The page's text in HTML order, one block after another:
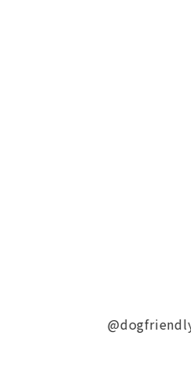
@dogfriendlyfesta_2nd